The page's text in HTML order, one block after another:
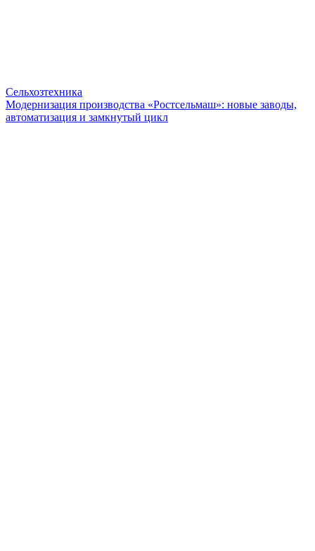
Сельхозтехника
Модернизация производства «Ростсельмаш»: новые заводы,
автоматизация и замкнутый цикл